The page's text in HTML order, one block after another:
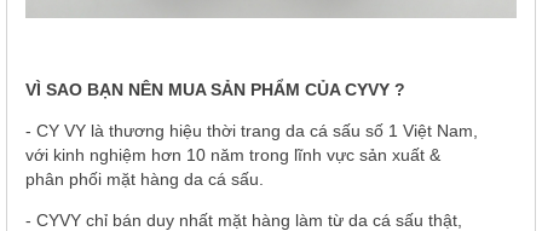
VÌ SAO BẠN NÊN MUA SẢN PHẨM CỦA CYVY ?
- CY VY là thương hiệu thời trang da cá sấu số 1 Việt Nam,
với kinh nghiệm hơn 10 năm trong lĩnh vực sản xuất &
phân phối mặt hàng da cá sấu.
- CYVY chỉ bán duy nhất mặt hàng làm từ da cá sấu thật,